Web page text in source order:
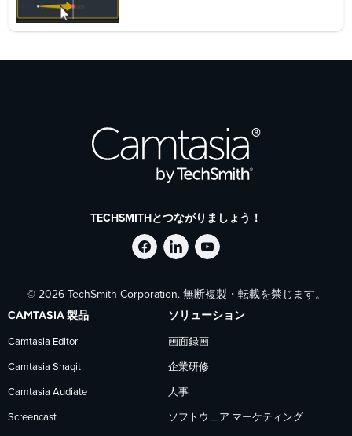
TECHSMITHとつながりましょう！
Facebook
で
TechSmith
LinkedIn
で
TechSmith
を
フ
YouTube
で
TechSmith
フ
© 2026 TechSmith Corporation. 無断複製・転載を禁じます。
CAMTASIA 製品
Camtasia Editor
Camtasia Snagit
Camtasia Audiate
Screencast
ソリューション
画面録画
企業研修
人事
ソフトウェア マーケティング